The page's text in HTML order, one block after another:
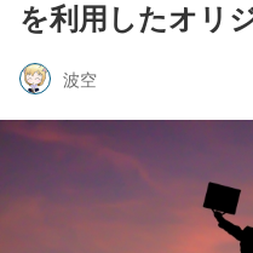
を利用したオリ
波空